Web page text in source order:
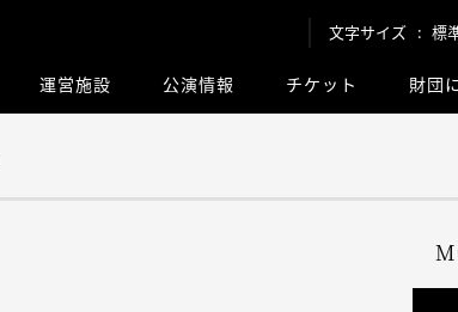
文字サイズ 標
運営施設 公演情報 チケット 財団